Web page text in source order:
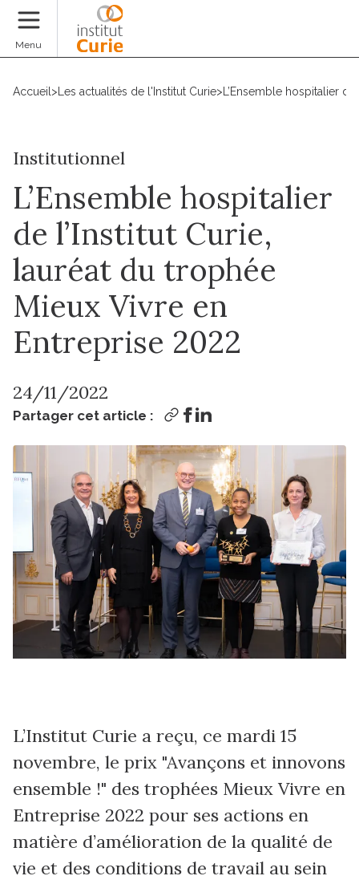
Menu
Accueil > Les actualités de l'Institut Curie> L’Ensemble hospitalier
Institutionnel
L’Ensemble hospitalier
de l’Institut Curie,
lauréat du trophée
Mieux Vivre en
Entreprise 2022
24/11/2022
Partager cet article :
L’Institut Curie a reçu, ce mardi 15
novembre, le prix "Avançons et innovons
ensemble !" des trophées Mieux Vivre en
Entreprise 2022 pour ses actions en
matière d’amélioration de la qualité de
vie et des conditions de travail au sein